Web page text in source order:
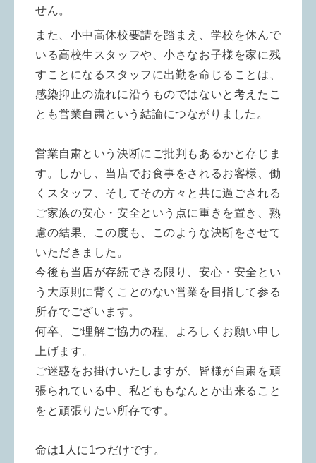
せん。
また、小中高休校要請を踏まえ、学校を休んで
いる高校生スタッフや、小さなお子様を家に残
すことになるスタッフに出勤を命じることは、
感染抑止の流れに沿うものではないと考えたこ
とも営業自粛という結論につながりました。
営業自粛という決断にご批判もあるかと存じま
す。しかし、当店でお食事をされるお客様、働
くスタッフ、そしてその方々と共に過ごされる
ご家族の安心・安全という点に重きを置き、熟
慮の結果、この度も、このような決断をさせて
いただきました。
今後も当店が存続できる限り、安心・安全とい
う大原則に背くことのない営業を目指して参る
所存でございます。
何卒、ご理解ご協力の程、よろしくお願い申し
上げます。
ご迷惑をお掛けいたしますが、皆様が自粛を頑
張られている中、私どももなんとか出来ること
をと頑張りたい所存です。
命は1人に1つだけです。